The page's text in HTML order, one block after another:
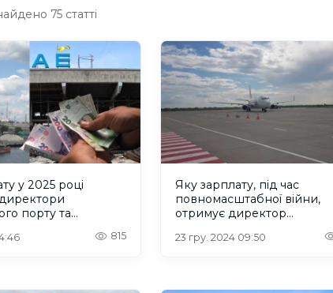
75 статті
у 2025 році
порту та
815
Яку зарплату, під час
повномасштабної війни,
отримує директор
23 гру. 2024 09:50